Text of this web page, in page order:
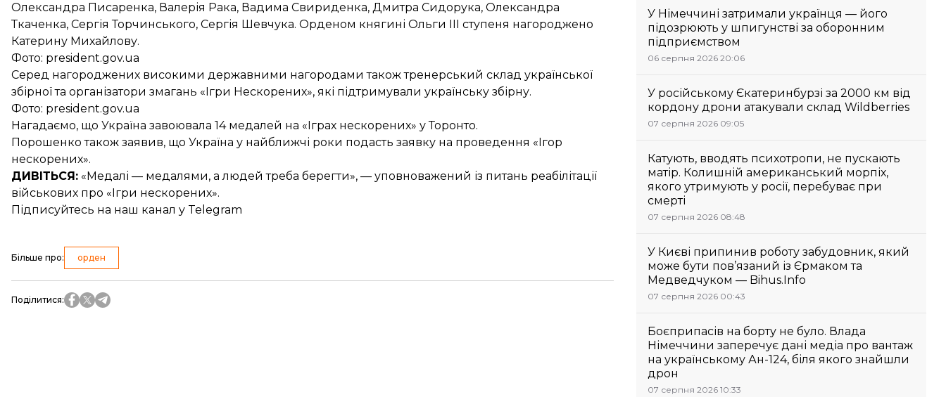
Олександра Писаренка, Валерія Рака, Вадима Свириденка, Дмитра Сидорука, Олександра
Ткаченка, Сергія Торчинського, Сергія Шевчука. Орденом княгині Ольги ІІІ ступеня нагороджено
Катерину Михайлову.
Фото: president.gov.ua
Серед нагороджених високими державними нагородами також тренерський склад української
збірної та організатори змагань «Ігри Нескорених», які підтримували українську збірну.
Фото: president.gov.ua
Нагадаємо, що Україна завоювала 14 медалей на «Іграх нескорених» у Торонто.
Порошенко також заявив, що Україна у найближчі роки подасть заявку на проведення «Ігор
нескорених».
ДИВІТЬСЯ: «Медалі — медалями, а людей треба берегти», — уповноважений із питань реабілітації
військових про «Ігри нескорених».
Підписуйтесь на наш канал у Telegram
Більше про: орден
Поділитися:
У Німеччині затримали українця — його
підозрюють у шпигунстві за оборонним
підприємством
06 серпня 2026 20:06
У російському Єкатеринбурзі за 2000 км від
кордону дрони атакували склад Wildberries
07 серпня 2026 09:05
Катують, вводять психотропи, не пускають
матір. Колишній американський морпіх,
якого утримують у росії, перебуває при
смерті
07 серпня 2026 08:48
У Києві припинив роботу забудовник, який
може бути пов’язаний із Єрмаком та
Медведчуком — Bihus.Info
07 серпня 2026 00:43
Боєприпасів на борту не було. Влада
Німеччини заперечує дані медіа про вантаж
на українському Ан-124, біля якого знайшли
дрон
07 серпня 2026 10:33